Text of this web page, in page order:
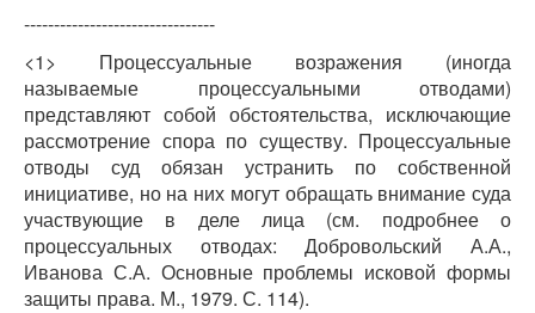
--------------------------------
<1> Процессуальные возражения (иногда
называемые процессуальными отводами)
представляют собой обстоятельства, исключающие
рассмотрение спора по существу. Процессуальные
отводы суд обязан устранить по собственной
инициативе, но на них могут обращать внимание суда
участвующие в деле лица (см. подробнее о
процессуальных отводах: Добровольский А.А.,
Иванова С.А. Основные проблемы исковой формы
защиты права. М., 1979. С. 114).